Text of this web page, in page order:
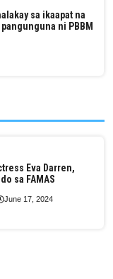
sa ikaapat na
ni PBBM
Eva Darren,
sa FAMAS
June 17, 2024